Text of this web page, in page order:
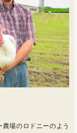
場のロドニーのよう